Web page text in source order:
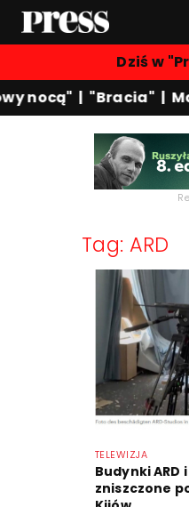
Dziś w
nocą" "Bracia"|
Tag: ARD
TELEWIZJA
Budynki ARD
zniszczone
Kijów